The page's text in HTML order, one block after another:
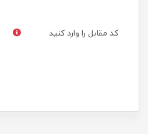
کد مقابل را وارد کنید